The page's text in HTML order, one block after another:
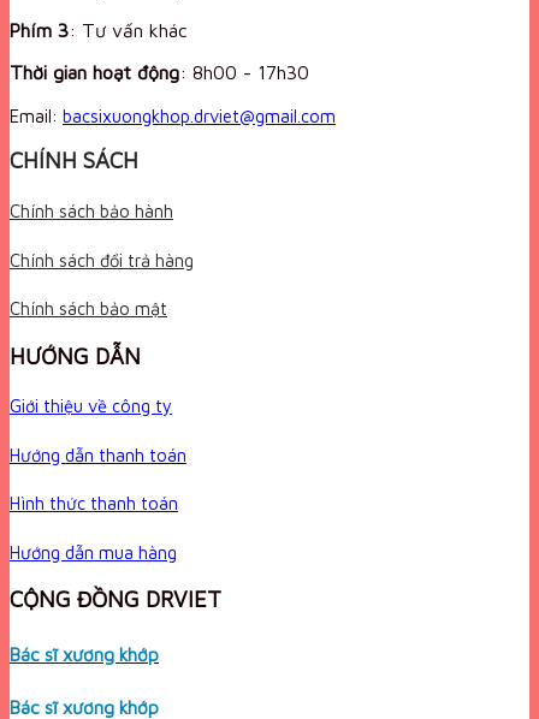
Phím 3: Tư vấn khác
Thời gian hoạt động: 8h00 - 17h30
Email: bacsixuongkhop.drviet@gmail.com
CHÍNH SÁCH
Chính sách bảo hành
Chính sách đổi trả hàng
Chính sách bảo mật
HƯỚNG DẪN
Giới thiệu về công ty
Hướng dẫn thanh toán
Hình thức thanh toán
Hướng dẫn mua hàng
CỘNG ĐỒNG DRVIET
Bác sĩ xương khớp
Bác sĩ xương khớp